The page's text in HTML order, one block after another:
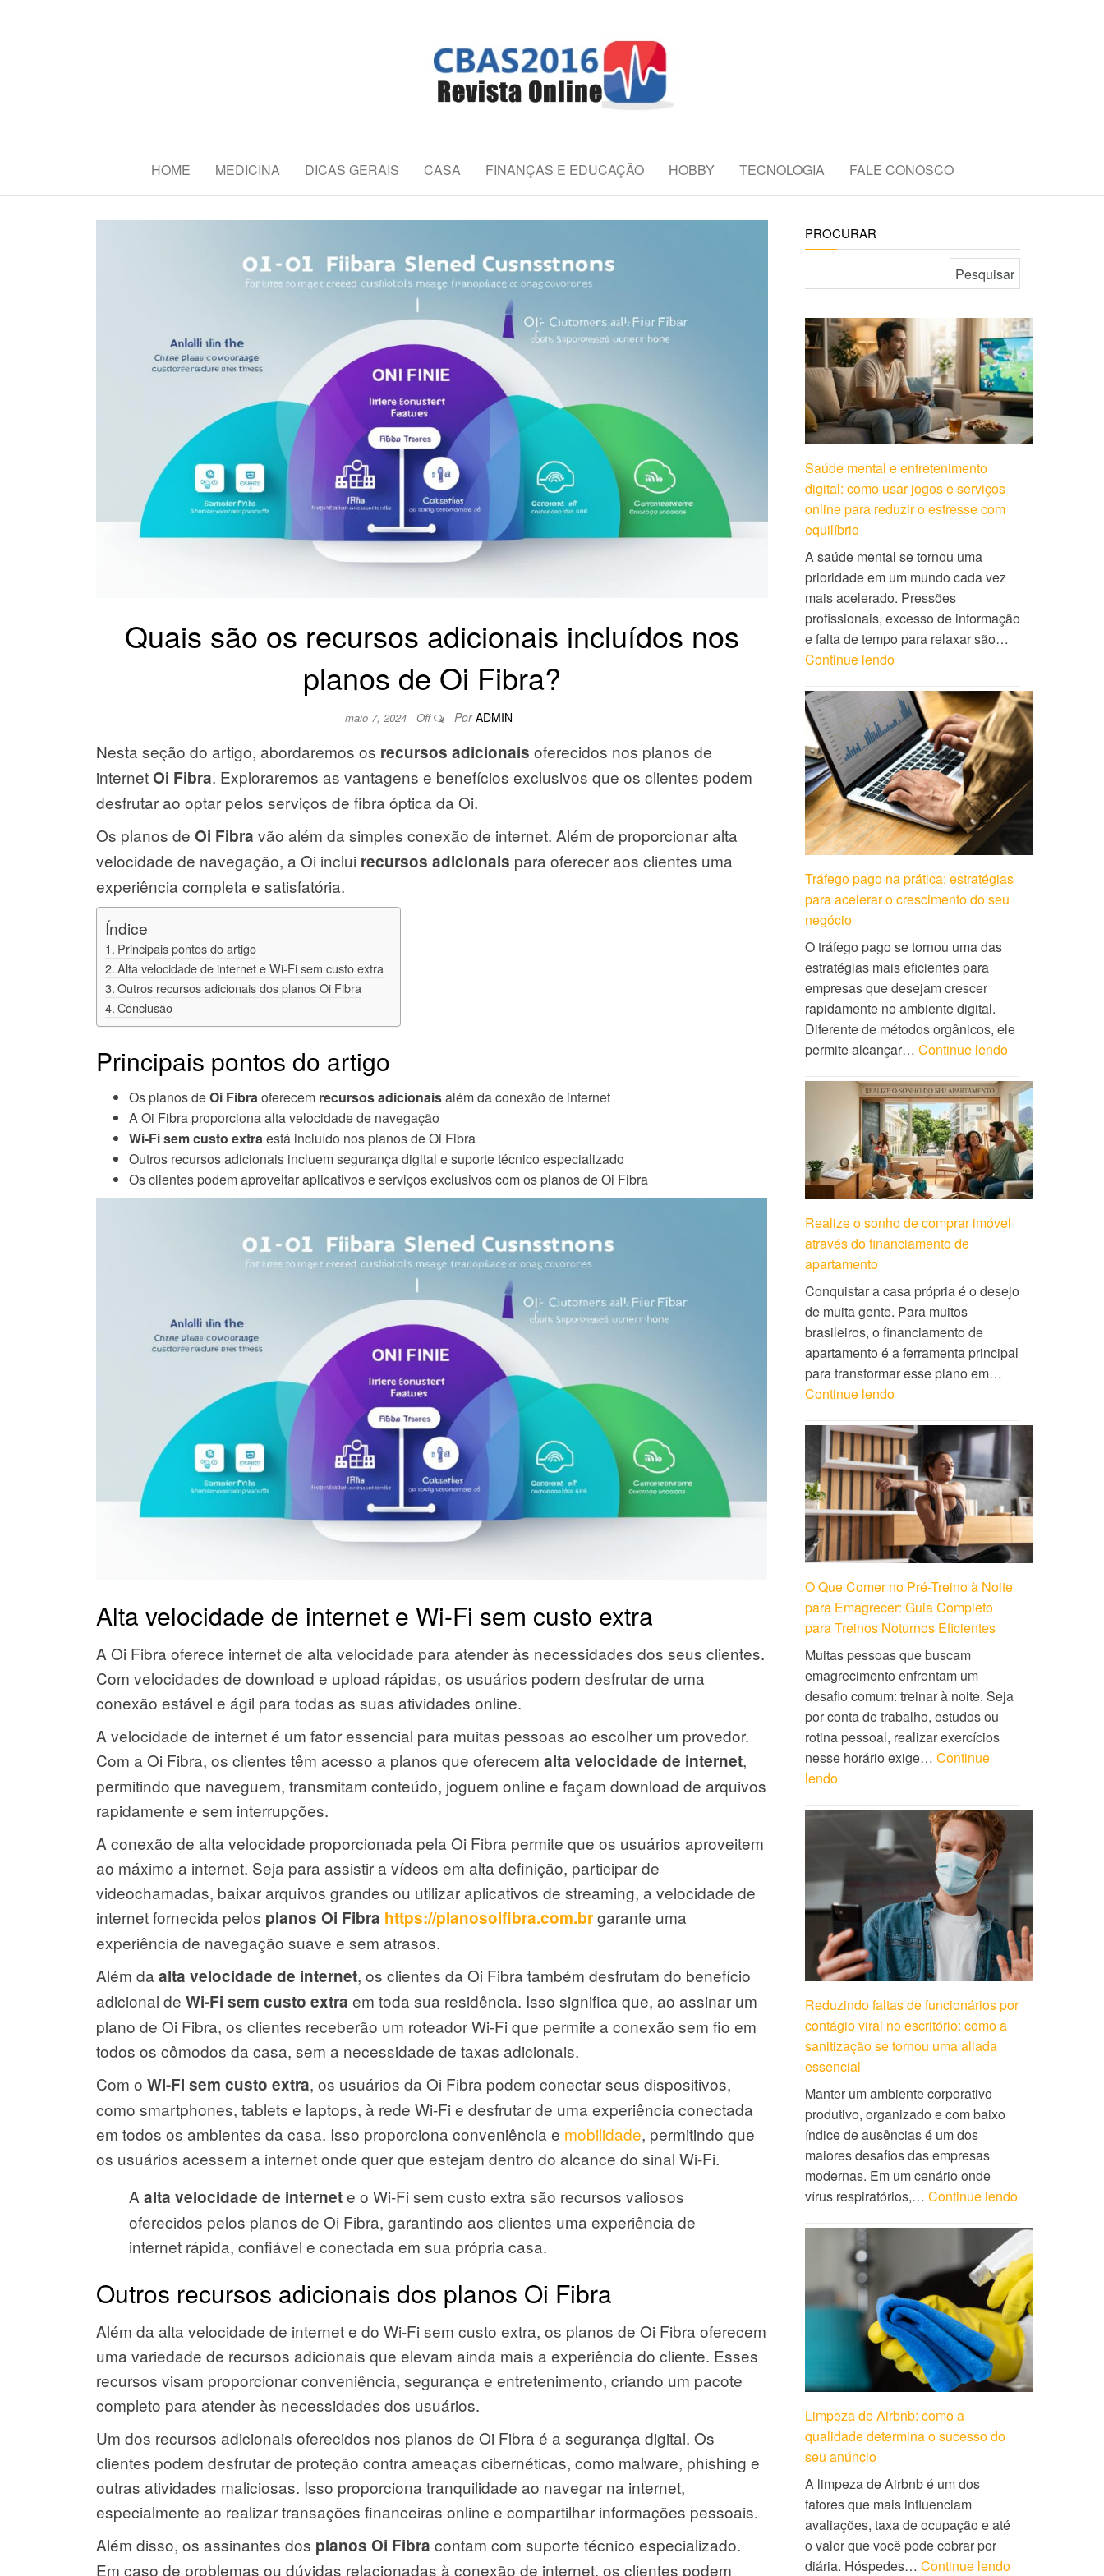
HOME MEDICINA DICAS GERAIS CASA FINANÇAS E EDUCAÇÃO HOBBY TECNOLOGIA FALE CONOSCO
Quais são os recursos adicionais incluídos nos
planos de Oi Fibra?
maio 7, 2024 Off Por ADMIN
Nesta seção do artigo, abordaremos os recursos adicionais oferecidos nos planos de
internetOi Fibra. Exploraremos as vantagens e benefícios exclusivos que os clientes podem
desfrutar ao optar pelos serviços de fibra óptica da Oi.
Os planos de Oi Fibra vão além da simples conexão de internet. Além de proporcionar alta
velocidade de navegação, a Oi inclui recursos adicionais para oferecer aos clientes uma
experiência completa e satisfatória.
Índice
Principais pontos do artigo
Alta velocidade de internet e Wi-Fi sem custo extra
Outros recursos adicionais dos planos Oi Fibra
Conclusão
Principais pontos do artigo
Os planos deOi Fibraoferecem recursos adicionaisalém da conexão de internet
A Oi Fibra proporciona alta velocidade de navegação
Wi-Fi sem custo extraestá incluído nos planos de Oi Fibra
Outros recursos adicionais incluem segurança digital e suporte técnico especializado
Os clientes podem aproveitar aplicativos e serviços exclusivos com os planos de Oi Fibra
Alta velocidade de internet e Wi-Fi sem custo extra
A Oi Fibra oferece internet de alta velocidade para atender às necessidades dos seus clientes.
Com velocidades de download e upload rápidas, os usuários podem desfrutar de uma
conexão estável e ágil para todas as suas atividades online.
A velocidade de internet é um fator essencial para muitas pessoas ao escolher um provedor.
Com a Oi Fibra, os clientes têm acesso a planos que oferecem alta velocidade de internet,
permitindo que naveguem, transmitam conteúdo, joguem online e façam download de arquivos
rapidamente e sem interrupções.
A conexão de alta velocidade proporcionada pela Oi Fibra permite que os usuários aproveitem
ao máximo a internet. Seja para assistir a vídeos em alta definição, participar de
videochamadas, baixar arquivos grandes ou utilizar aplicativos de streaming, a velocidade de
internet fornecida pelos planos Oi Fibra https://planosoifibra.com.brgarante uma
experiência de navegação suave e sem atrasos.
Além da alta velocidade de internet, os clientes da Oi Fibra também desfrutam do benefício
adicional de Wi-Fi sem custo extra em toda sua residência. Isso significa que, ao assinar um
plano de Oi Fibra, os clientes receberão um roteador Wi-Fi que permite a conexão sem fio em
todos os cômodos da casa, sem a necessidade de taxas adicionais.
Com o Wi-Fi sem custo extra, os usuários da Oi Fibra podem conectar seus dispositivos,
como smartphones, tablets e laptops, à rede Wi-Fi e desfrutar de uma experiência conectada
em todos os ambientes da casa. Isso proporciona conveniência e mobilidade, permitindo que
os usuários acessem a internet onde quer que estejam dentro do alcance do sinal Wi-Fi.
A alta velocidade de internete o Wi-Fi sem custo extra são recursos valiosos
oferecidos pelos planos de Oi Fibra, garantindo aos clientes uma experiência de
internet rápida, confiável e conectada em sua própria casa.
Outros recursos adicionais dos planos Oi Fibra
Além da alta velocidade de internet e do Wi-Fi sem custo extra, os planos de Oi Fibra oferecem
uma variedade de recursos adicionais que elevam ainda mais a experiência do cliente. Esses
recursos visam proporcionar conveniência, segurança e entretenimento, criando um pacote
completo para atender às necessidades dos usuários.
Um dos recursos adicionais oferecidos nos planos de Oi Fibra é a segurança digital. Os
clientes podem desfrutar de proteção contra ameaças cibernéticas, como malware, phishing e
outras atividades maliciosas. Isso proporciona tranquilidade ao navegar na internet,
especialmente ao realizar transações financeiras online e compartilhar informações pessoais.
Além disso, os assinantes dos planos Oi Fibra contam com suporte técnico especializado.
Em caso de problemas ou dúvidas relacionadas à conexão de internet, os clientes podem
PROCURAR
Saúde mental e entretenimento
digital: como usar jogos e serviços
online para reduzir o estresse com
equilíbrio
A saúde mental se tornou uma
prioridade em um mundo cada vez
mais acelerado. Pressões
profissionais, excesso de informação
e falta de tempo para relaxar são…
Continue lendo
Tráfego pago na prática: estratégias
para acelerar o crescimento do seu
negócio
O tráfego pago se tornou uma das
estratégias mais eficientes para
empresas que desejam crescer
rapidamente no ambiente digital.
Diferente de métodos orgânicos, ele
permite alcançar… Continue lendo
Realize o sonho de comprar imóvel
através do financiamento de
apartamento
Conquistar a casa própria é o desejo
de muita gente. Para muitos
brasileiros, o financiamento de
apartamento é a ferramenta principal
para transformar esse plano em…
Continue lendo
O Que Comer no Pré-Treino à Noite
para Emagrecer: Guia Completo
para Treinos Noturnos Eficientes
Muitas pessoas que buscam
emagrecimento enfrentam um
desafio comum: treinar à noite. Seja
por conta de trabalho, estudos ou
rotina pessoal, realizar exercícios
nesse horário exige… Continue
lendo
Reduzindo faltas de funcionários por
contágio viral no escritório: como a
sanitização se tornou uma aliada
essencial
Manter um ambiente corporativo
produtivo, organizado e com baixo
índice de ausências é um dos
maiores desafios das empresas
modernas. Em um cenário onde
vírus respiratórios,… Continue lendo
Limpeza de Airbnb: como a
qualidade determina o sucesso do
seu anúncio
A limpeza de Airbnb é um dos
fatores que mais influenciam
avaliações, taxa de ocupação e até
o valor que você pode cobrar por
diária. Hóspedes… Continue lendo